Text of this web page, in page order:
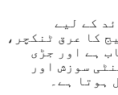
کے لیے
کا عرق ٹنکچر،
ہے اور جڑی
سوزش اور
ہوتا ہے۔